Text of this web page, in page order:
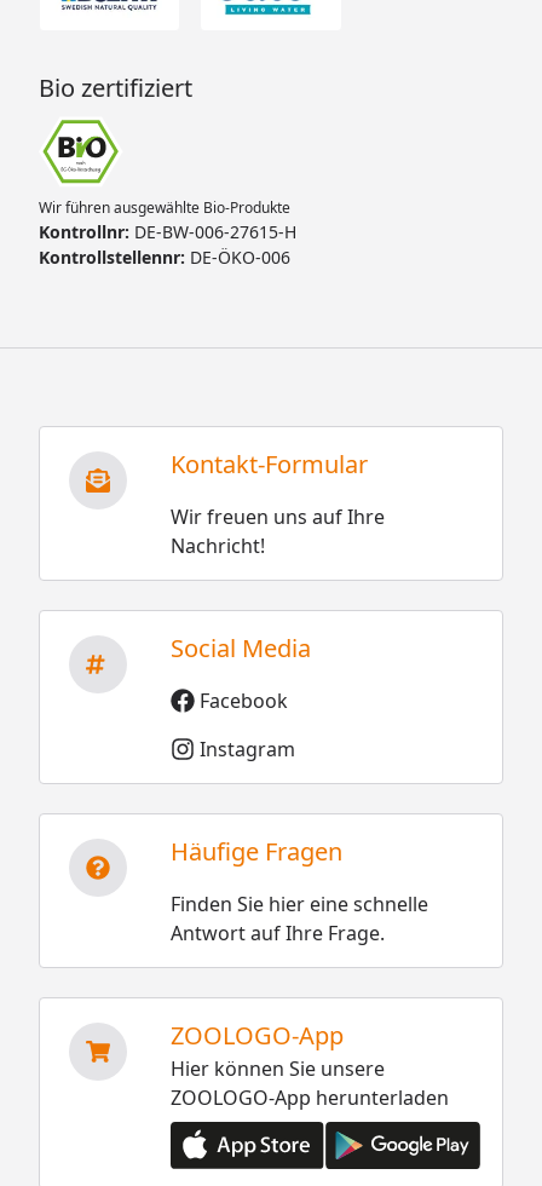
Bio zertifiziert
Wir führen ausgewählte Bio-Produkte
Kontrollnr: DE-BW-006-27615-H
Kontrollstellennr: DE-ÖKO-006
Kontakt-Formular
Wir freuen uns auf Ihre
Nachricht!
Social Media
Facebook
Instagram
Häufige Fragen
Finden Sie hier eine schnelle
Antwort auf Ihre Frage.
ZOOLOGO-App
Hier können Sie unsere
ZOOLOGO-App herunterladen